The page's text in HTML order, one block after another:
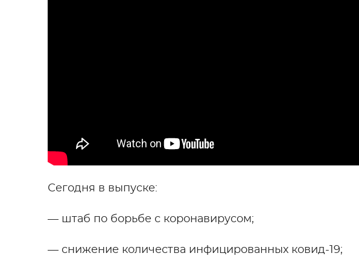
Сегодня в выпуске:
— штаб по борьбе с коронавирусом;
— снижение количества инфицированных ковид-19;